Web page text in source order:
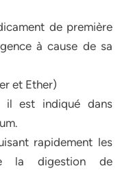
de première
à cause de sa
et Ether)
il est indiqué dans
rapidement les
la digestion de